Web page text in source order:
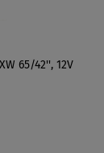
65/42'', 12V